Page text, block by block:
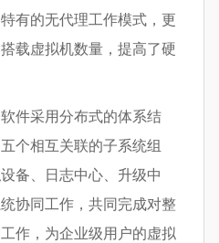
有的无代理工作模式，更
载虚拟机数量，提高了硬
件采用分布式的体系结
个相互关联的子系统组
备、日志中心、升级中
协同工作，共同完成对整
作，为企业级用户的虚拟